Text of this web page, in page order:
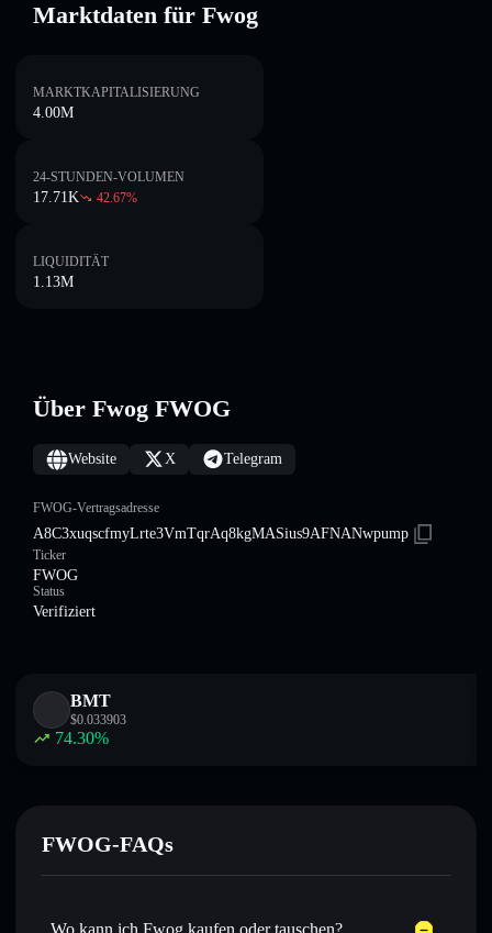
Marktdaten für Fwog
MARKTKAPITALISIERUNG
4.00M
24-STUNDEN-VOLUMEN
17.71K 42.67%
LIQUIDITÄT
1.13M
Über Fwog FWOG
Website X Telegram
FWOG-Vertragsadresse
A8C3xuqscfmyLrte3VmTqrAq8kgMASius9AFNANwpump
Ticker
FWOG
Status
Verifiziert
BMT
$0.033903
74.30%
FWOG-FAQs
Wo kann ich Fwog kaufen oder tauschen?